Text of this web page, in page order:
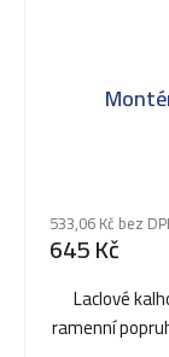
produktu
je
z
533,06 Kč bez
645 Kč
Laclové
ramenní